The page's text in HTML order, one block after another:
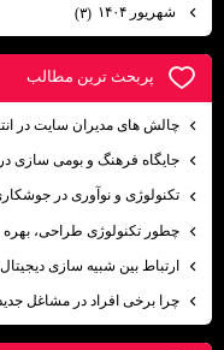
شهریور ۱۴۰۴ (۳)
پربحث ترين مطالب
چالش های مدیران سایت در
جایگاه فرهنگ و بومی ‌سازی
تکنولوژی و نوآوری در
چطور تکنولوژی طراحی،
ارتباط بین شبیه سازی
چرا برخی افراد در مشاغل